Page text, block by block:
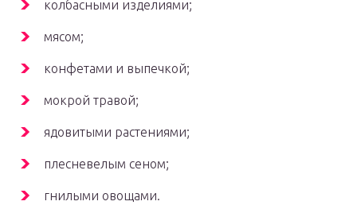
колбасными изделиями;
мясом;
конфетами и выпечкой;
мокрой травой;
ядовитыми растениями;
плесневелым сеном;
гнилыми овощами.